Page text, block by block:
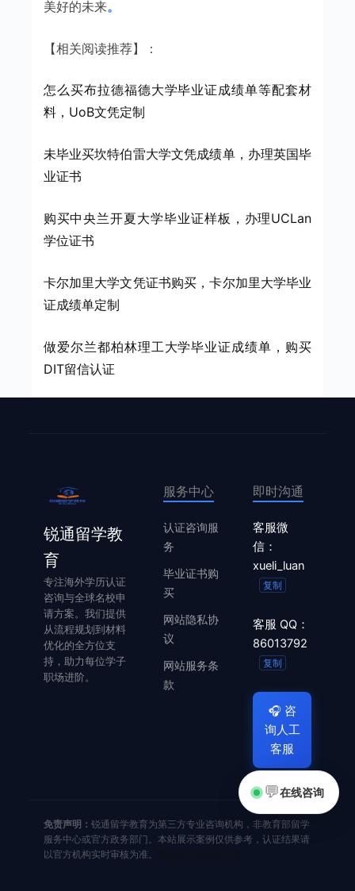
美好的未来。
【相关阅读推荐】：
怎么买布拉德福德大学毕业证成绩单等配套材
料，UoB文凭定制
未毕业买坎特伯雷大学文凭成绩单，办理英国毕
业证书
购买中央兰开夏大学毕业证样板，办理UCLan
学位证书
卡尔加里大学文凭证书购买，卡尔加里大学毕业
证成绩单定制
做爱尔兰都柏林理工大学毕业证成绩单，购买
DIT留信认证
锐通留学教
育
专注海外学历认证
咨询与全球名校申
请方案。我们提供
从流程规划到材料
优化的全方位支
持，助力每位学子
职场进阶。
服务中心
认证咨询服
务
毕业证书购
买
网站隐私协
议
网站服务条
款
即时沟通
客服微
信：
xueli_luan
复制
客服 QQ：
86013792
复制
🎧 咨
询人工
客服
免责声明： 锐通留学教育为第三方专业咨询机构，非教育部留学
服务中心或官方政务部门。本站展示案例仅供参考，认证结果请
以官方机构实时审核为准。
💬在线咨询